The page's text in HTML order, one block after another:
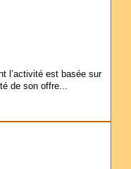
l’activité est basée sur
de son offre...